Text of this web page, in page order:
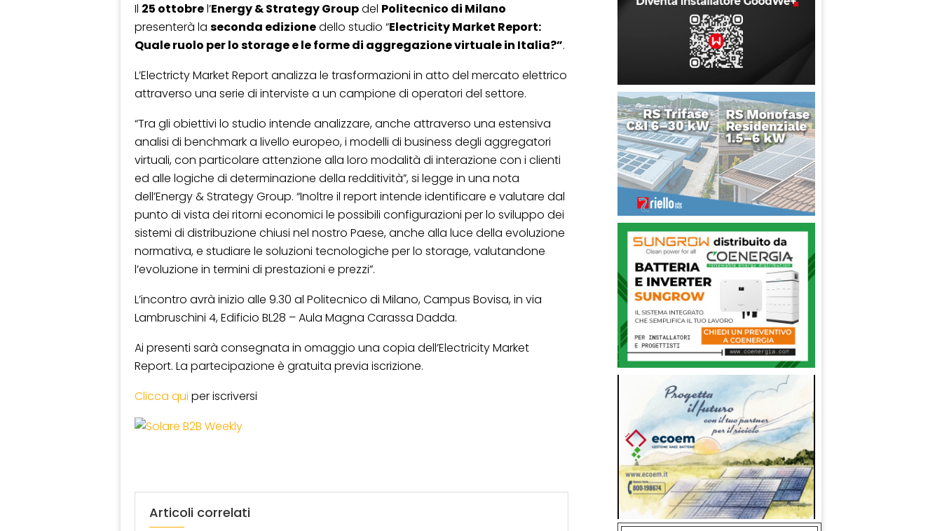
Il 25 ottobrel’Energy & Strategy Groupdel Politecnico di Milano
presenterà la seconda edizionedello studio “Electricity Market Report:
Quale ruolo per lo storage e le forme di aggregazione virtuale in Italia?”.
L’Electricty Market Report analizza le trasformazioni in atto del mercato elettrico
attraverso una serie di interviste a un campione di operatori del settore.
“Tra gli obiettivi lo studio intende analizzare, anche attraverso una estensiva
analisi di benchmark a livello europeo, i modelli di business degli aggregatori
virtuali, con particolare attenzione alla loro modalità di interazione con i clienti
ed alle logiche di determinazione della redditività”, si legge in una nota
dell’Energy & Strategy Group. “Inoltre il report intende identificare e valutare dal
punto di vista dei ritorni economici le possibili configurazioni per lo sviluppo dei
sistemi di distribuzione chiusi nel nostro Paese, anche alla luce della evoluzione
normativa, e studiare le soluzioni tecnologiche per lo storage, valutandone
l’evoluzione in termini di prestazioni e prezzi”.
L’incontro avrà inizio alle 9.30 al Politecnico di Milano, Campus Bovisa, in via
Lambruschini 4, Edificio BL28 – Aula Magna Carassa Dadda.
Ai presenti sarà consegnata in omaggio una copia dell’Electricity Market
Report. La partecipazione è gratuita previa iscrizione.
Clicca qui per iscriversi
Articoli correlati